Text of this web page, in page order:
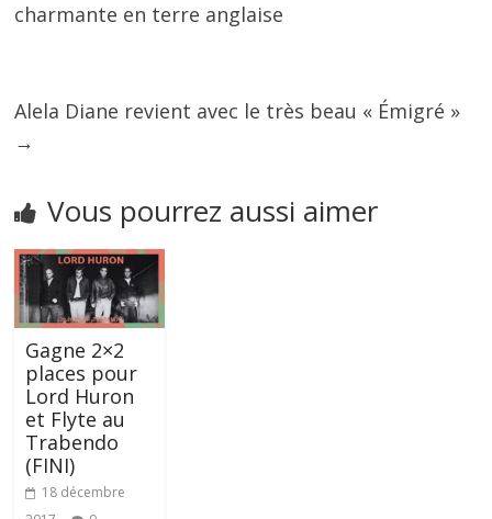
charmante en terre anglaise
Alela Diane revient avec le très beau « Émigré »
→
Vous pourrez aussi aimer
Gagne 2×2
places pour
Lord Huron
et Flyte au
Trabendo
(FINI)
18 décembre